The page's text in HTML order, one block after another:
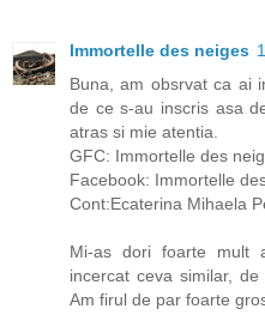
Immortelle des neiges
Buna, am obsrvat ca ai
de ce s-au inscris asa
atras si mie atentia.
GFC: Immortelle des
Facebook: Immortelle
Cont:Ecaterina Mihaela
Mi-as dori foarte mult
incercat ceva similar,
Am firul de par foarte